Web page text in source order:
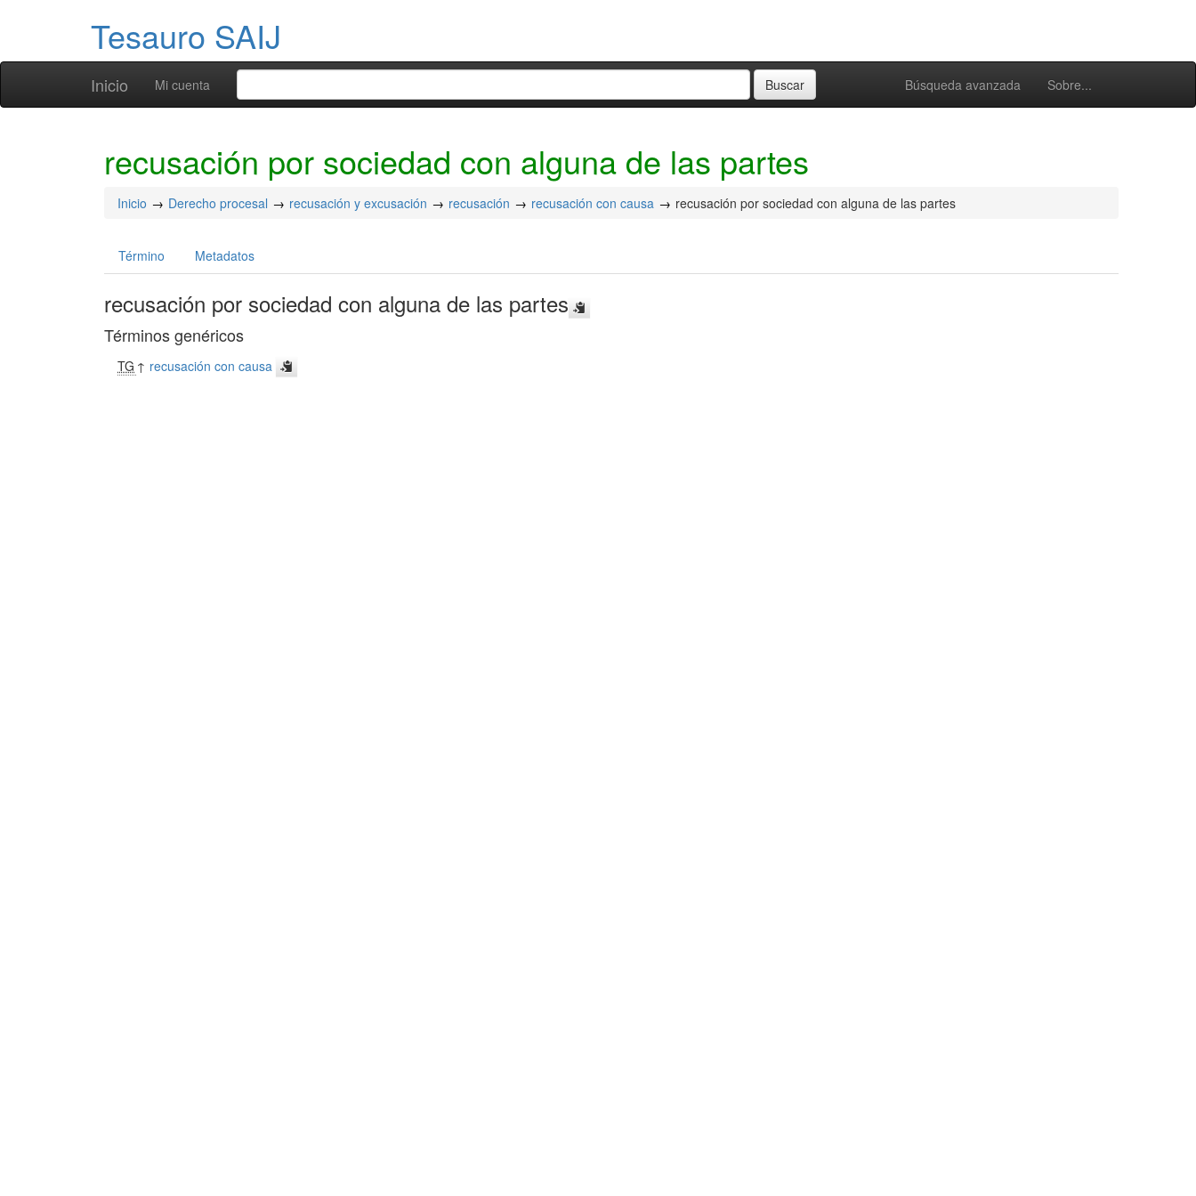
Tesauro SAIJ
Inicio Búsqueda avanzada Sobre...
Mi cuenta
recusación por sociedad con alguna de las partes
Inicio Derecho procesal recusación y excusación recusación recusación con causa recusación por sociedad con alguna de las partes
Término Metadatos
recusación por sociedad con alguna de las partes
Términos genéricos
TG ↑ recusación con causa